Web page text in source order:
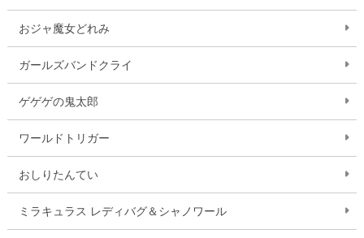
おジャ魔女どれみ
ガールズバンドクライ
ゲゲゲの鬼太郎
ワールドトリガー
おしりたんてい
ミラキュラス レディバグ＆シャノワール